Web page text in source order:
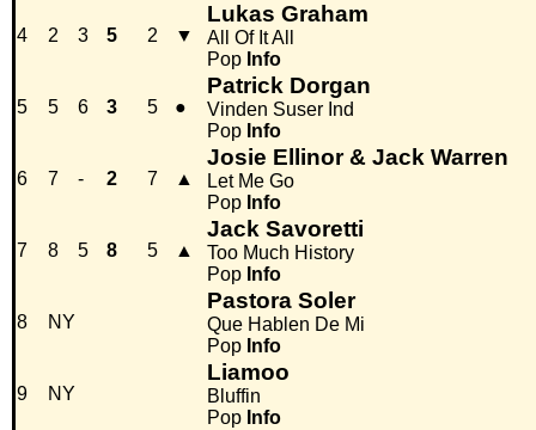
4 2 3 5 2 ▼
Lukas Graham
All Of It All
Pop Info
5 5 6 3 5 ●
Patrick Dorgan
Vinden Suser Ind
Pop Info
6 7 - 2 7 ▲
Josie Ellinor & Jack Warren
Let Me Go
Pop Info
7 8 5 8 5 ▲
Jack Savoretti
Too Much History
Pop Info
8 NY
Pastora Soler
Que Hablen De Mi
Pop Info
9 NY
Liamoo
Bluffin
Pop Info